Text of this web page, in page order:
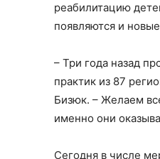
реабилитацию
появляются и
– Три года назад
практик из 87
Бизюк. – Желаем
именно они
Сегодня в числе